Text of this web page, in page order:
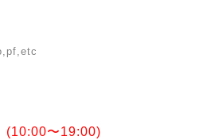
〜19:00)